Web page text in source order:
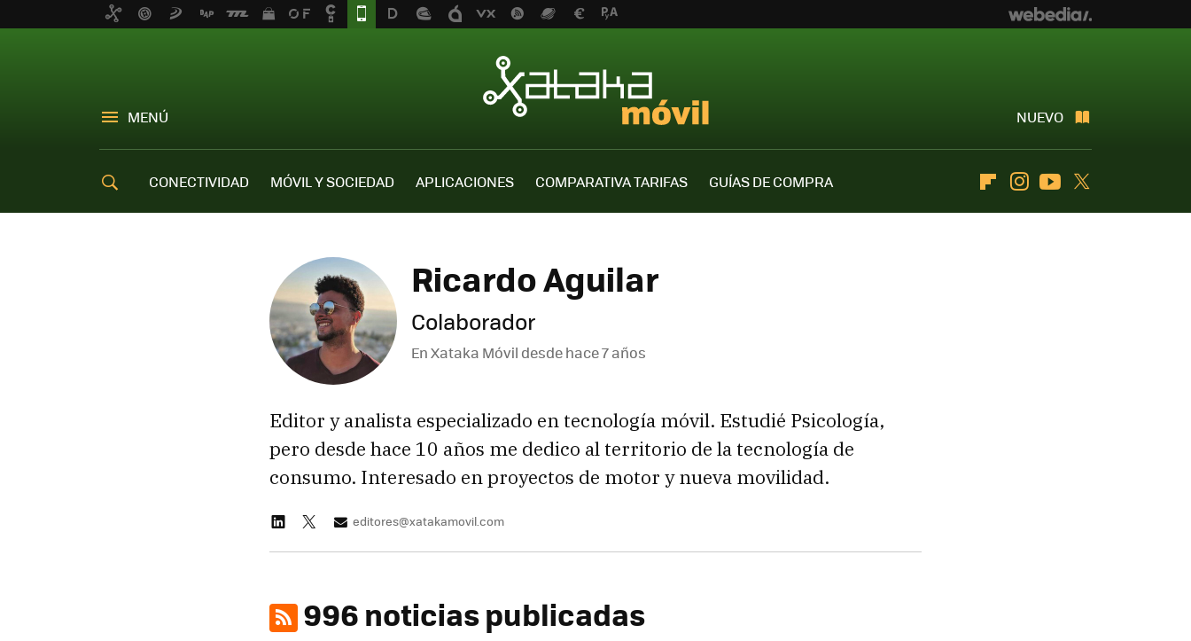
MENÚ NUEVO
CONECTIVIDAD MÓVIL Y SOCIEDAD APLICACIONES COMPARATIVA TARIFAS
GUÍAS DE COMPRA
FlipboardInstagramYoutube
Ricardo Aguilar
Colaborador
En Xataka Móvil desdehace 7 años
Editor y analista especializado en tecnología móvil. Estudié Psicología,
pero desde hace 10 años me dedico al territorio de la tecnología de
consumo. Interesado en proyectos de motor y nueva movilidad.
editores@xatakamovil.com
996 noticias publicadas